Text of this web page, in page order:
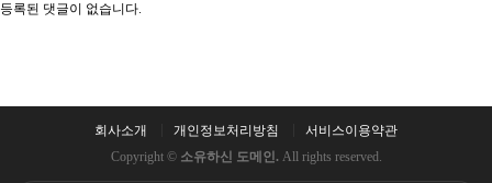
등록된 댓글이 없습니다.
회사소개 개인정보처리방침
서비스이용약관
Copyright © 소유하신 도메인. All rights reserved.